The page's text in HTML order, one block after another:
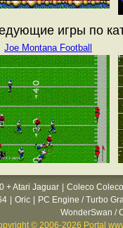
игры по
Joe Montana Football
+ Atari Jaguar
Coleco
Oric
PC Engine / Turbo
WonderSwan /
© 2006-2026 Portal